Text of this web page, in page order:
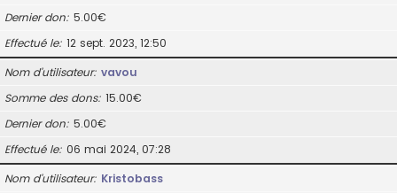
Dernier don 5.00€
Effectué le 12 sept. 2023, 12:50
Nom d’utilisateur vavou
Somme des dons 15.00€
Dernier don 5.00€
Effectué le 06 mai 2024, 07:28
Nom d’utilisateur Kristobass